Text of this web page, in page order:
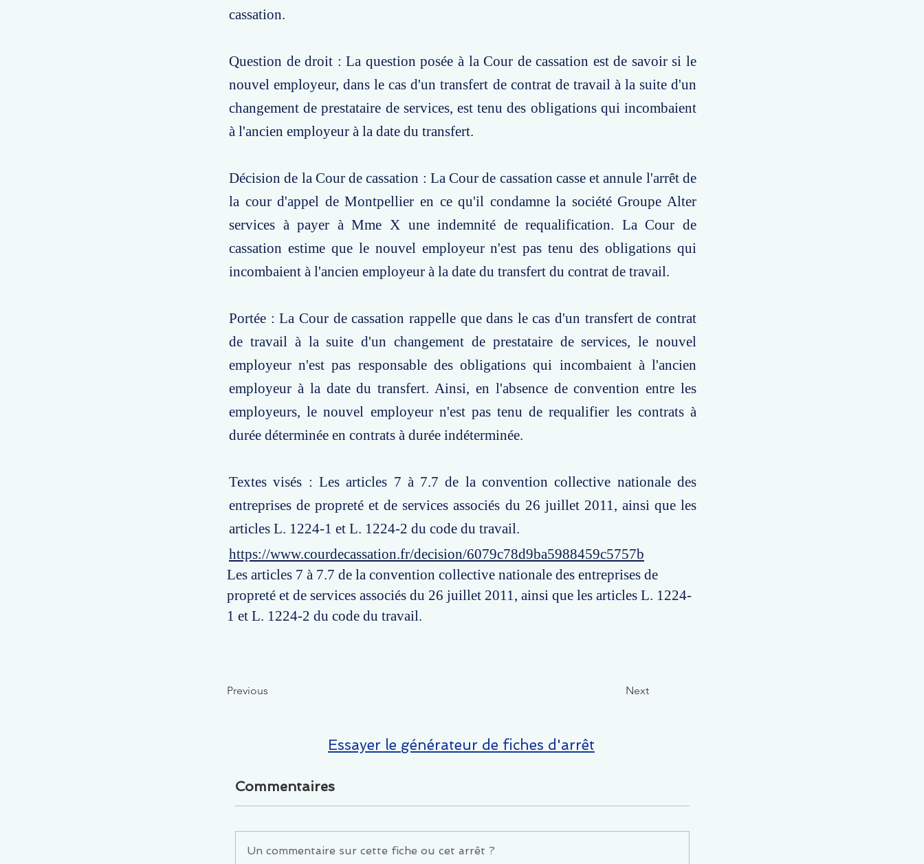
cassation.
Question de droit : La question posée à la Cour de cassation est de savoir si le
nouvel employeur, dans le cas d'un transfert de contrat de travail à la suite d'un
changement de prestataire de services, est tenu des obligations qui incombaient
à l'ancien employeur à la date du transfert.
Décision de la Cour de cassation : La Cour de cassation casse et annule l'arrêt de
la cour d'appel de Montpellier en ce qu'il condamne la société Groupe Alter
services à payer à Mme X une indemnité de requalification. La Cour de
cassation estime que le nouvel employeur n'est pas tenu des obligations qui
incombaient à l'ancien employeur à la date du transfert du contrat de travail.
Portée : La Cour de cassation rappelle que dans le cas d'un transfert de contrat
de travail à la suite d'un changement de prestataire de services, le nouvel
employeur n'est pas responsable des obligations qui incombaient à l'ancien
employeur à la date du transfert. Ainsi, en l'absence de convention entre les
employeurs, le nouvel employeur n'est pas tenu de requalifier les contrats à
durée déterminée en contrats à durée indéterminée.
Textes visés : Les articles 7 à 7.7 de la convention collective nationale des
entreprises de propreté et de services associés du 26 juillet 2011, ainsi que les
articles L. 1224-1 et L. 1224-2 du code du travail.
https://www.courdecassation.fr/decision/6079c78d9ba5988459c5757b
Les articles 7 à 7.7 de la convention collective nationale des entreprises de
propreté et de services associés du 26 juillet 2011, ainsi que les articles L. 1224-
1 et L. 1224-2 du code du travail.
Previous Next
Essayer le générateur de fiches d'arrêt
Commentaires
Un commentaire sur cette fiche ou cet arrêt ?